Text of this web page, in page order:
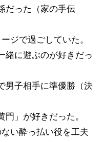
だった（家の手伝
ジで過ごしていた。
緒に遊ぶのが好きだっ
男子相手に準優勝（決
門」が好きだった。
い酔っ払い役を工夫